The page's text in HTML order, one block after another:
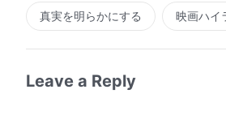
真実を明らかにする 映画ハイ
Leave a Reply